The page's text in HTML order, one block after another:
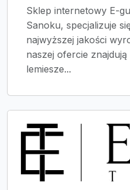
Sklep internetowy E-
Sanoku, specjalizuje
najwyższej jakości
naszej ofercie
lemiesze...